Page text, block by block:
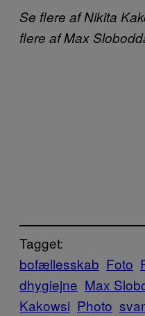
Se flere af Nikita
flere af Max
Tagget:
bofællesskab Foto
dhygiejne Max
Kakowsi Photo